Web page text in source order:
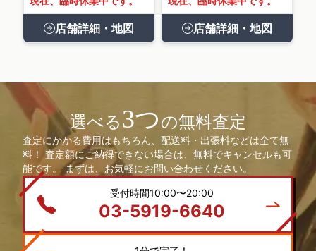
店舗詳細・地図 店舗詳細・地図
選べる3つの無料査定
査定にかかる費用はもちろん、配送料・出張料などは全て無
料！ 査定額にご納得できない場合は、無料でキャンセルも可
能です。 まずは、お気軽にお問い合わせください。
受付時間10:00〜20:00
03-5919-6640